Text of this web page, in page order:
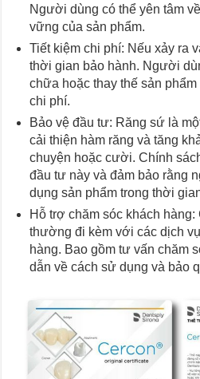
Người dùng có thể yên tâm
vững của sản phẩm.
Tiết kiệm chi phí: Nếu xảy ra
thời gian bảo hành. Người
chữa hoặc thay thế sản
chi phí.
Bảo vệ đầu tư: Răng sứ là
cải thiện hàm răng và tăng
chuyện hoặc cười. Chính
đầu tư này và đảm bảo rằng
dụng sản phẩm trong thời
Hỗ trợ chăm sóc khách
thường đi kèm với các dịch
hàng. Bao gồm tư vấn chăm
dẫn về cách sử dụng và bảo